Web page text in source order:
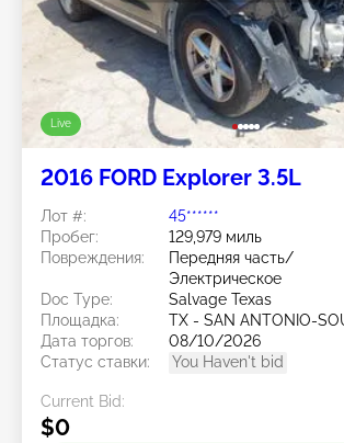
Live
2016 FORD Explorer 3.5L
Лот #:
45******
Пробег:
129,979 миль
Повреждения:
Передняя часть/
Электрическое
Doc Type:
Salvage Texas
Площадка:
TX - SAN ANTONIO-
Дата торгов:
08/10/2026
Статус ставки:
You Haven't bid
Current Bid:
$0